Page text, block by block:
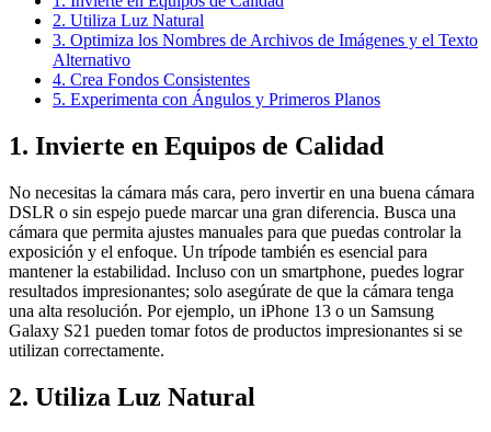
2. Utiliza Luz Natural
3. Optimiza los Nombres de Archivos de Imágenes y el Texto
Alternativo
4. Crea Fondos Consistentes
5. Experimenta con Ángulos y Primeros Planos
1. Invierte en Equipos de Calidad
No necesitas la cámara más cara, pero invertir en una buena cámara
DSLR o sin espejo puede marcar una gran diferencia. Busca una
cámara que permita ajustes manuales para que puedas controlar la
exposición y el enfoque. Un trípode también es esencial para
mantener la estabilidad. Incluso con un smartphone, puedes lograr
resultados impresionantes; solo asegúrate de que la cámara tenga
una alta resolución. Por ejemplo, un iPhone 13 o un Samsung
Galaxy S21 pueden tomar fotos de productos impresionantes si se
utilizan correctamente.
2. Utiliza Luz Natural